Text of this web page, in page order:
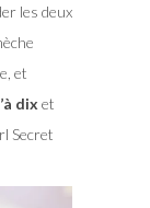
les deux
et
dix et
Secret